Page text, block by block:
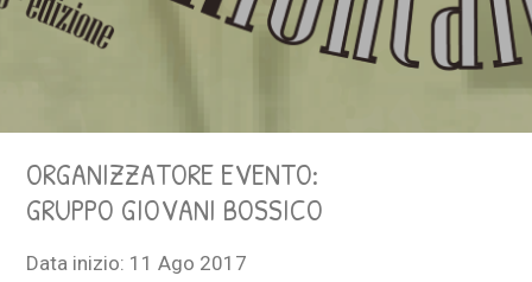
ORGANIZZATORE EVENTO:
GRUPPO GIOVANI BOSSICO
Data inizio: 11 Ago 2017